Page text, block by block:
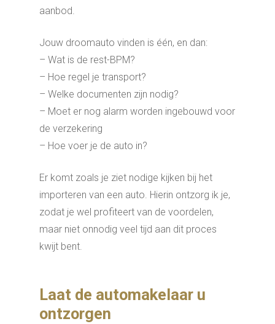
aanbod.
Jouw droomauto vinden is één, en dan:
– Wat is de rest-BPM?
– Hoe regel je transport?
– Welke documenten zijn nodig?
– Moet er nog alarm worden ingebouwd voor
de verzekering
– Hoe voer je de auto in?
Er komt zoals je ziet nodige kijken bij het
importeren van een auto. Hierin ontzorg ik je,
zodat je wel profiteert van de voordelen,
maar niet onnodig veel tijd aan dit proces
kwijt bent.
Laat de automakelaar u
ontzorgen